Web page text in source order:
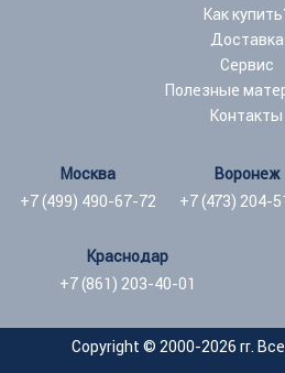
Как
Доставка
Сервис
Полезные
Контакты
Москва
+7 (499) 490-67-72
Воронеж
+7 (473) 204-
Краснодар
+7 (861) 203-40-01
Copyright © 2000-2026 гг.